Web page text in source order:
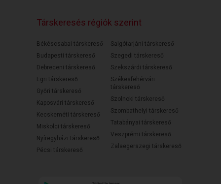
Társkeresés régiók szerint
Békéscsabai társkereső
Budapesti társkereső
Debreceni társkereső
Egri társkereső
Győri társkereső
Kaposvári társkereső
Kecskeméti társkereső
Miskolci társkereső
Nyíregyházi társkereső
Pécsi társkereső
Salgótarjáni társkereső
Szegedi társkereső
Szekszárdi társkereső
Székesfehérvári
társkereső
Szolnoki társkereső
Szombathelyi társkereső
Tatabányai társkereső
Veszprémi társkereső
Zalaegerszegi társkereső